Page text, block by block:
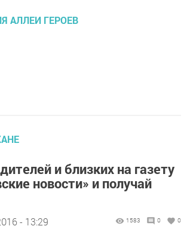
АЛЛЕИ ГЕРОЕВ
и близких на газету
новости» и получай
- 13:29 1583 0 0